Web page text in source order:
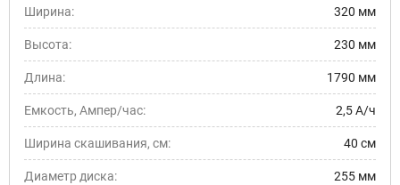
Ширина: 320 мм
Высота: 230 мм
Длина: 1790 мм
Емкость, Ампер/час: 2,5 А/ч
Ширина скашивания, см: 40 см
Диаметр диска: 255 мм